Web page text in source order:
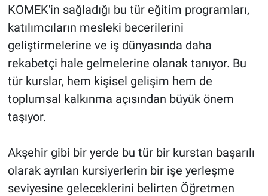
KOMEK'in sağladığı bu tür eğitim programları,
katılımcıların mesleki becerilerini
geliştirmelerine ve iş dünyasında daha
rekabetçi hale gelmelerine olanak tanıyor. Bu
tür kurslar, hem kişisel gelişim hem de
toplumsal kalkınma açısından büyük önem
taşıyor.
Akşehir gibi bir yerde bu tür bir kurstan başarılı
olarak ayrılan kursiyerlerin bir işe yerleşme
seviyesine geleceklerini belirten Öğretmen